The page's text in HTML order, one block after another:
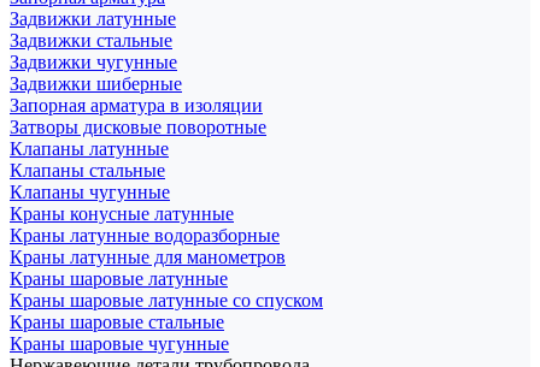
Задвижки латунные
Задвижки стальные
Задвижки чугунные
Задвижки шиберные
Запорная арматура в изоляции
Затворы дисковые поворотные
Клапаны латунные
Клапаны стальные
Клапаны чугунные
Краны конусные латунные
Краны латунные водоразборные
Краны латунные для манометров
Краны шаровые латунные
Краны шаровые латунные со спуском
Краны шаровые стальные
Краны шаровые чугунные